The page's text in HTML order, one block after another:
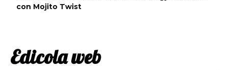
con Mojito Twist
Edicola web